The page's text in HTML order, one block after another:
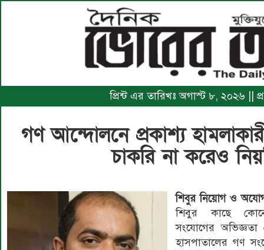
প্রিন্ট এর তারিখঃ অগাস্ট ৮, ২০২৬ ||
গণ আন্দোলনে প্রকাশ্য
চাকরি না করেও
শিবুর নিয়োগ ও
শিবুর কাছে
সংযোগের
হাসপাতালের গণ